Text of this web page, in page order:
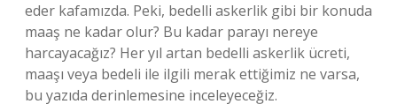
eder kafamızda. Peki, bedelli askerlik gibi bir konuda
maaş ne kadar olur? Bu kadar parayı nereye
harcayacağız? Her yıl artan bedelli askerlik ücreti,
maaşı veya bedeli ile ilgili merak ettiğimiz ne varsa,
bu yazıda derinlemesine inceleyeceğiz.